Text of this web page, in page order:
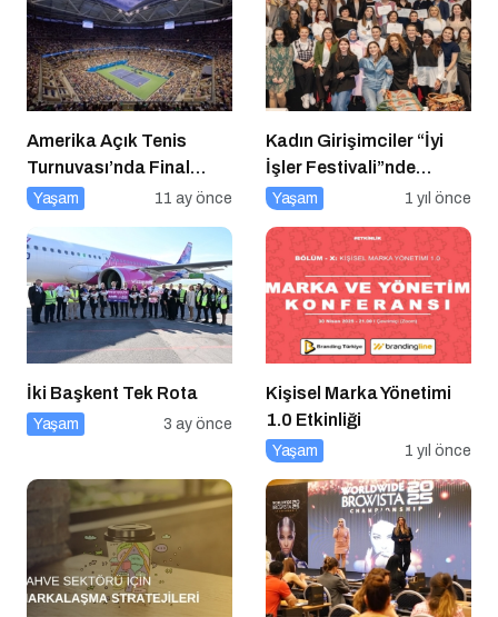
Amerika Açık Tenis
Turnuvası’nda Final
Heyecanı Eurosport’ta!
Yaşam 11 ay önce
Kadın Girişimciler “İyi
İşler Festivali”nde
Buluştu
Yaşam 1 yıl önce
İki Başkent Tek Rota
Yaşam 3 ay önce
Kişisel Marka Yönetimi
1.0 Etkinliği
Yaşam 1 yıl önce